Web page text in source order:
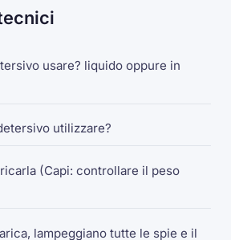
usare? liquido oppure in
utilizzare?
(Capi: controllare il peso
lampeggiano tutte le spie e il